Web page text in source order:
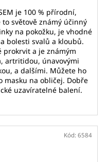
je 100 % přírodní,
světově známý účinný
na pokožku, je vhodné
bolesti svalů a kloubů.
prokrvit a je známým
artritidou, únavovými
a dalšími. Můžete ho
masku na obličej. Dobře
uzavíratelné balení.
Kód: 6584